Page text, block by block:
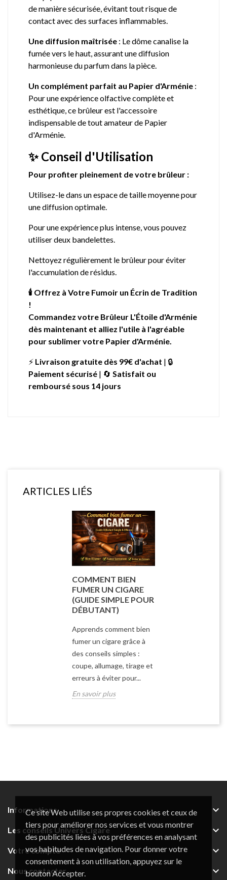
Ce site Web utilise ses propres cookies et ceux de
tiers pour améliorer nos services et vous montrer
des publicités liées à vos préférences en analysant
vos habitudes de navigation. Pour donner votre
consentement à son utilisation, appuyez sur le
bouton Accepter.
de manière sécurisée, évitant tout risque de
contact avec des surfaces inflammables.
Une diffusion maîtrisée : Le dôme canalise la
fumée vers le haut, assurant une diffusion
harmonieuse du parfum dans la pièce.
Un complément parfait au Papier d'Arménie :
Pour une expérience olfactive complète et
esthétique, ce brûleur est l'accessoire
indispensable de tout amateur de Papier
d'Arménie.
✨ Conseil d'Utilisation
Pour profiter pleinement de votre brûleur :
Utilisez-le dans un espace de taille moyenne pour
une diffusion optimale.
Pour une expérience plus intense, vous pouvez
utiliser deux bandelettes.
Nettoyez régulièrement le brûleur pour éviter
l'accumulation de résidus.
🕯️ Offrez à Votre Fumoir un Écrin de Tradition
!
Commandez votre Brûleur L'Étoile d'Arménie
dès maintenant et alliez l'utile à l'agréable
pour sublimer votre Papier d'Arménie.
⚡ Livraison gratuite dès 99€ d'achat | 🔒
Paiement sécurisé | 🔄 Satisfait ou
remboursé sous 14 jours
ARTICLES LIÉS
COMMENT BIEN
FUMER UN CIGARE
(GUIDE SIMPLE POUR
DÉBUTANT)
Apprends comment bien
fumer un cigare grâce à
des conseils simples :
coupe, allumage, tirage et
erreurs à éviter pour...
En savoir plus
Informations 
Les conseils Univers Cigare 
Votre compte 
Nous contacter 